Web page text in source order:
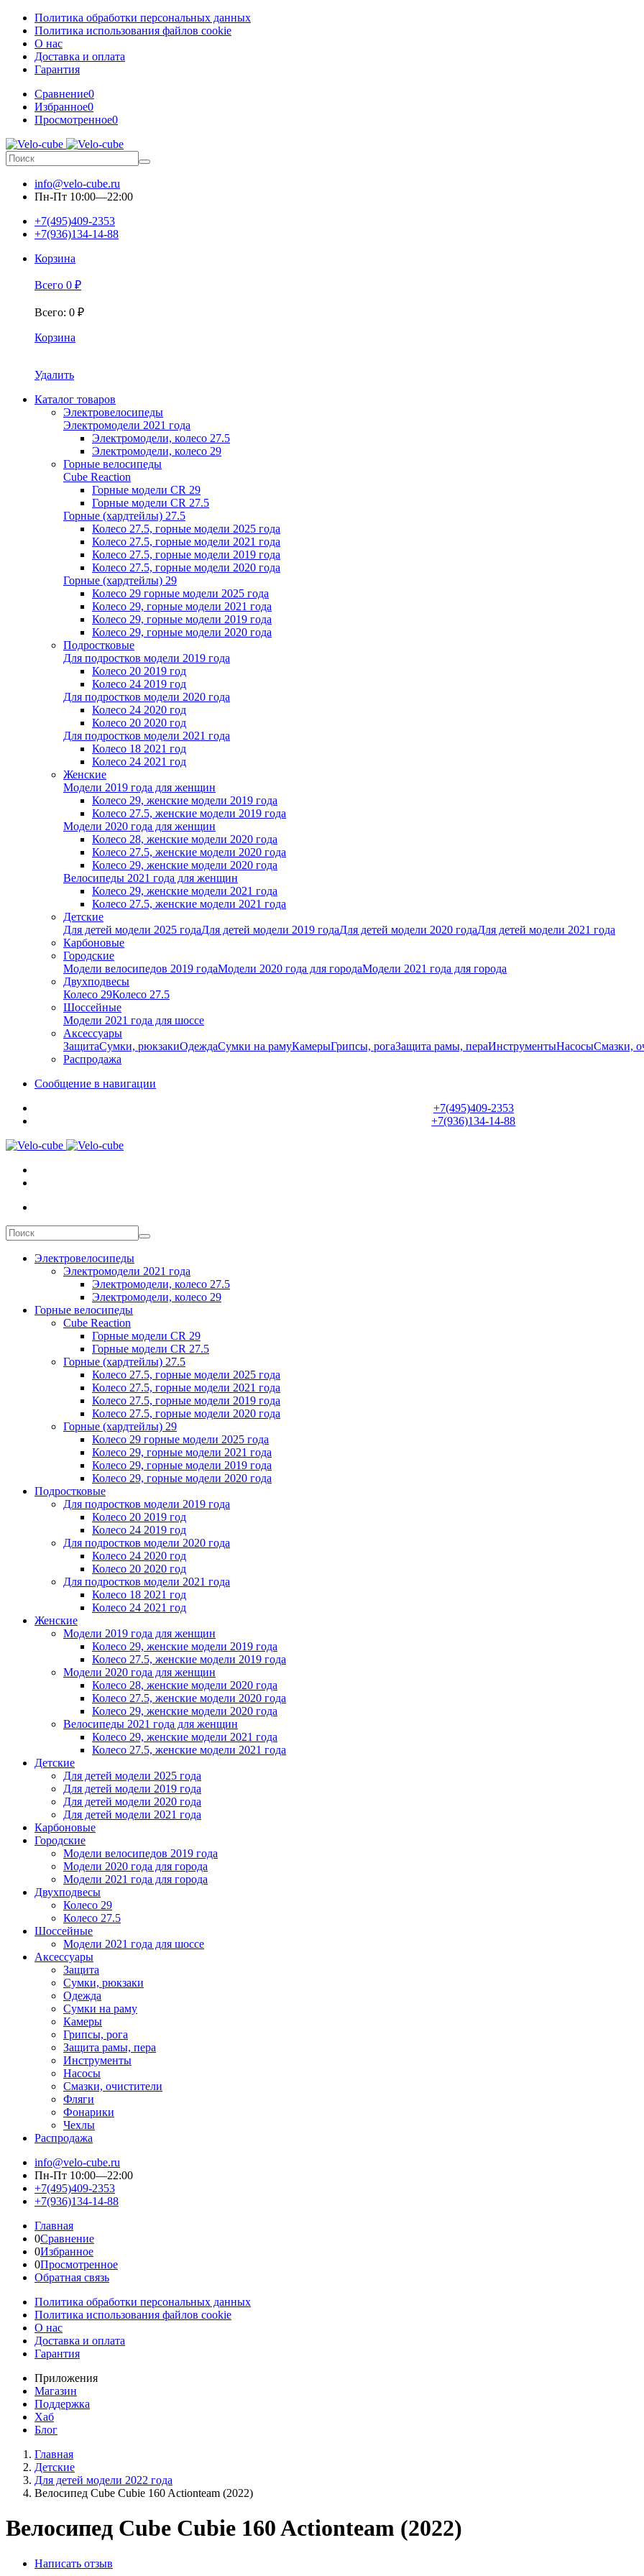
Политика обработки персональных данных
Политика использования файлов cookie
О нас
Доставка и оплата
Гарантия
Сравнение0
Избранное0
Просмотренное0
info@velo-cube.ru
Пн-Пт 10:00—22:00
+7(495)409-2353
+7(936)134-14-88
Корзина
Всего 0 ₽
Всего: 0 ₽
Корзина
Удалить
Каталог товаров
Электровелосипеды
Электромодели 2021 года
Электромодели, колесо 27.5
Электромодели, колесо 29
Горные велосипеды
Cube Reaction
Горные модели CR 29
Горные модели CR 27.5
Горные (хардтейлы) 27.5
Колесо 27.5, горные модели 2025 года
Колесо 27.5, горные модели 2021 года
Колесо 27.5, горные модели 2019 года
Колесо 27.5, горные модели 2020 года
Горные (хардтейлы) 29
Колесо 29 горные модели 2025 года
Колесо 29, горные модели 2021 года
Колесо 29, горные модели 2019 года
Колесо 29, горные модели 2020 года
Подростковые
Для подростков модели 2019 года
Колесо 20 2019 год
Колесо 24 2019 год
Для подростков модели 2020 года
Колесо 24 2020 год
Колесо 20 2020 год
Для подростков модели 2021 года
Колесо 18 2021 год
Колесо 24 2021 год
Женскиe
Модели 2019 года для женщин
Колесо 29, женские модели 2019 года
Колесо 27.5, женские модели 2019 года
Модели 2020 года для женщин
Колесо 28, женские модели 2020 года
Колесо 27.5, женские модели 2020 года
Колесо 29, женские модели 2020 года
Велосипеды 2021 года для женщин
Колесо 29, женские модели 2021 года
Колесо 27.5, женские модели 2021 года
Детские
Для детей модели 2025 годаДля детей модели 2019 годаДля детей модели 2020 годаДля детей модели 2021 года
Карбоновые
Городские
Модели велосипедов 2019 годаМодели 2020 года для городаМодели 2021 года для города
Двухподвесы
Колесо 29Колесо 27.5
Шоссейные
Модели 2021 года для шоссе
Аксессуары
ЗащитаСумки, рюкзакиОдеждаСумки на рамуКамерыГрипсы, рогаЗащита рамы, пераИнструментыНасосыСмазки,
Распродажа
Сообщение в навигации
+7(495)409-2353
+7(936)134-14-88
Электровелосипеды
Электромодели 2021 года
Электромодели, колесо 27.5
Электромодели, колесо 29
Горные велосипеды
Cube Reaction
Горные модели CR 29
Горные модели CR 27.5
Горные (хардтейлы) 27.5
Колесо 27.5, горные модели 2025 года
Колесо 27.5, горные модели 2021 года
Колесо 27.5, горные модели 2019 года
Колесо 27.5, горные модели 2020 года
Горные (хардтейлы) 29
Колесо 29 горные модели 2025 года
Колесо 29, горные модели 2021 года
Колесо 29, горные модели 2019 года
Колесо 29, горные модели 2020 года
Подростковые
Для подростков модели 2019 года
Колесо 20 2019 год
Колесо 24 2019 год
Для подростков модели 2020 года
Колесо 24 2020 год
Колесо 20 2020 год
Для подростков модели 2021 года
Колесо 18 2021 год
Колесо 24 2021 год
Женскиe
Модели 2019 года для женщин
Колесо 29, женские модели 2019 года
Колесо 27.5, женские модели 2019 года
Модели 2020 года для женщин
Колесо 28, женские модели 2020 года
Колесо 27.5, женские модели 2020 года
Колесо 29, женские модели 2020 года
Велосипеды 2021 года для женщин
Колесо 29, женские модели 2021 года
Колесо 27.5, женские модели 2021 года
Детские
Для детей модели 2025 года
Для детей модели 2019 года
Для детей модели 2020 года
Для детей модели 2021 года
Карбоновые
Городские
Модели велосипедов 2019 года
Модели 2020 года для города
Модели 2021 года для города
Двухподвесы
Колесо 29
Колесо 27.5
Шоссейные
Модели 2021 года для шоссе
Аксессуары
Защита
Сумки, рюкзаки
Одежда
Сумки на раму
Камеры
Грипсы, рога
Защита рамы, пера
Инструменты
Насосы
Смазки, очистители
Фляги
Фонарики
Чехлы
Распродажа
info@velo-cube.ru
Пн-Пт 10:00—22:00
+7(495)409-2353
+7(936)134-14-88
Главная
0Сравнение
0Избранное
0Просмотренное
Обратная связь
Политика обработки персональных данных
Политика использования файлов cookie
О нас
Доставка и оплата
Гарантия
Приложения
Магазин
Поддержка
Хаб
Блог
Главная
Детские
Для детей модели 2022 года
Велосипед Cube Cubie 160 Actionteam (2022)
Велосипед Cube Cubie 160 Actionteam (2022)
Написать отзыв